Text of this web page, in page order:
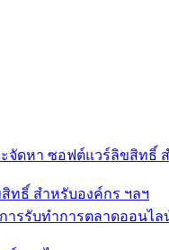
ทธิ์ สำหรับองค์กร ฯลฯ